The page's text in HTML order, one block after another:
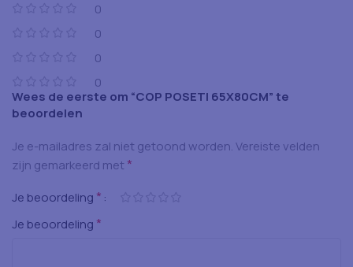
0
0
0
0
Wees de eerste om “COP POSETI 65X80CM” te
beoordelen
Je e-mailadres zal niet getoond worden.Vereiste velden
zijn gemarkeerd met *
Je beoordeling *
Je beoordeling *